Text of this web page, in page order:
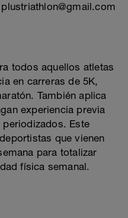
todos aquellos atletas
en carreras de 5K,
También aplica
experiencia previa
Este
que vienen
para totalizar
física semanal.